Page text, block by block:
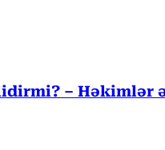
– Həkimlər